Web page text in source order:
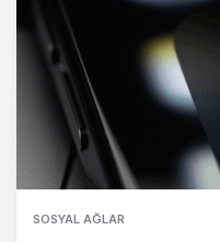
SOSYAL AĞLAR